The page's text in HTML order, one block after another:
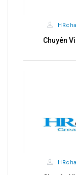
Chuyên Viên